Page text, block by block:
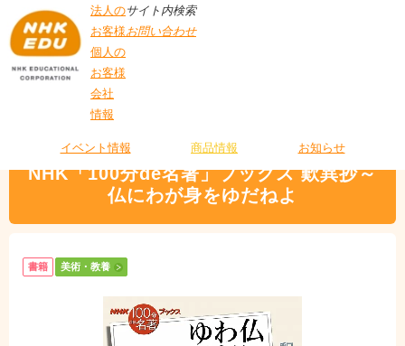
法人の
お客様
個人の
お客様
会社
情報
サイト内検索
お問い合わせ
イベント情報 商品情報 お知らせ
NHK「100分de名著」ブックス 歎異抄～
仏にわが身をゆだねよ
書籍 美術・教養